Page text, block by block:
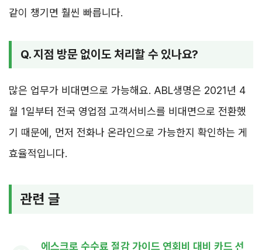
같이 챙기면 훨씬 빠릅니다.
Q. 지점 방문 없이도 처리할 수 있나요?
많은 업무가 비대면으로 가능해요. ABL생명은 2021년 4
월 1일부터 전국 영업점 고객서비스를 비대면으로 전환했
기 때문에, 먼저 전화나 온라인으로 가능한지 확인하는 게
효율적입니다.
관련 글
에스크로 수수료 절감 가이드 연회비 대비 카드 선